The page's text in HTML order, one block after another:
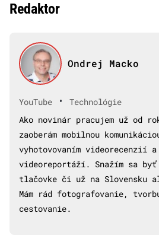
Redaktor
Ondrej Macko
YouTube •
Technológie
Ako novinár pracujem už od
zaoberám mobilnou
vyhotovovaním videorecenzií
videoreportáží. Snažím sa
tlačovke či už na Slovensku
Mám rád fotografovanie,
cestovanie.